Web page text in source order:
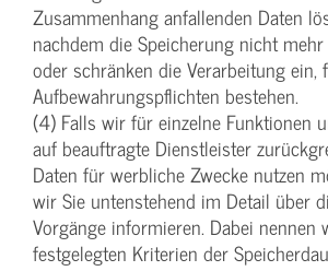
Zusammenhang anfallenden Daten
nachdem die Speicherung nicht
oder schränken die Verarbeitung ein,
Aufbewahrungspflichten bestehen.
(4) Falls wir für einzelne Funktionen
auf beauftragte Dienstleister
Daten für werbliche Zwecke nutzen
wir Sie untenstehend im Detail über
Vorgänge informieren. Dabei nennen
festgelegten Kriterien der